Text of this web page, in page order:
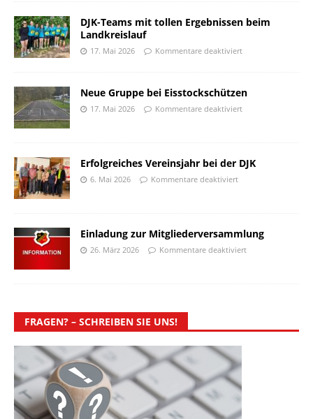
DJK-Teams mit tollen Ergebnissen beim
Landkreislauf
17. Mai 2026 Kommentare deaktiviert
Neue Gruppe bei Eisstockschützen
17. Mai 2026 Kommentare deaktiviert
Erfolgreiches Vereinsjahr bei der DJK
6. Mai 2026 Kommentare deaktiviert
Einladung zur Mitgliederversammlung
26. März 2026 Kommentare deaktiviert
FRAGEN? – SCHREIBEN SIE UNS!